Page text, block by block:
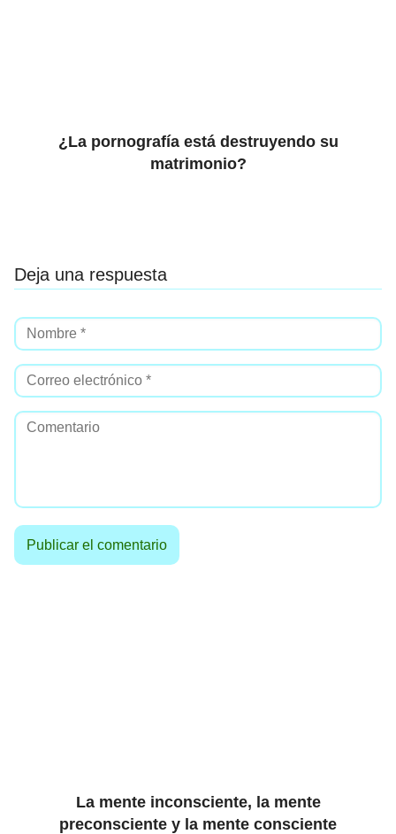
¿La pornografía está destruyendo su
matrimonio?
Deja una respuesta
La mente inconsciente, la mente
preconsciente y la mente consciente